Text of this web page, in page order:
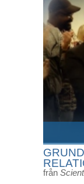
från